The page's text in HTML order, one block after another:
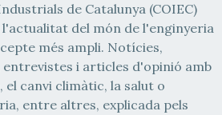
de Catalunya (COIEC)
del món de l'enginyeria
més ampli. Notícies,
i articles d'opinió amb
el canvi climàtic, la salut o
entre altres, explicada pels